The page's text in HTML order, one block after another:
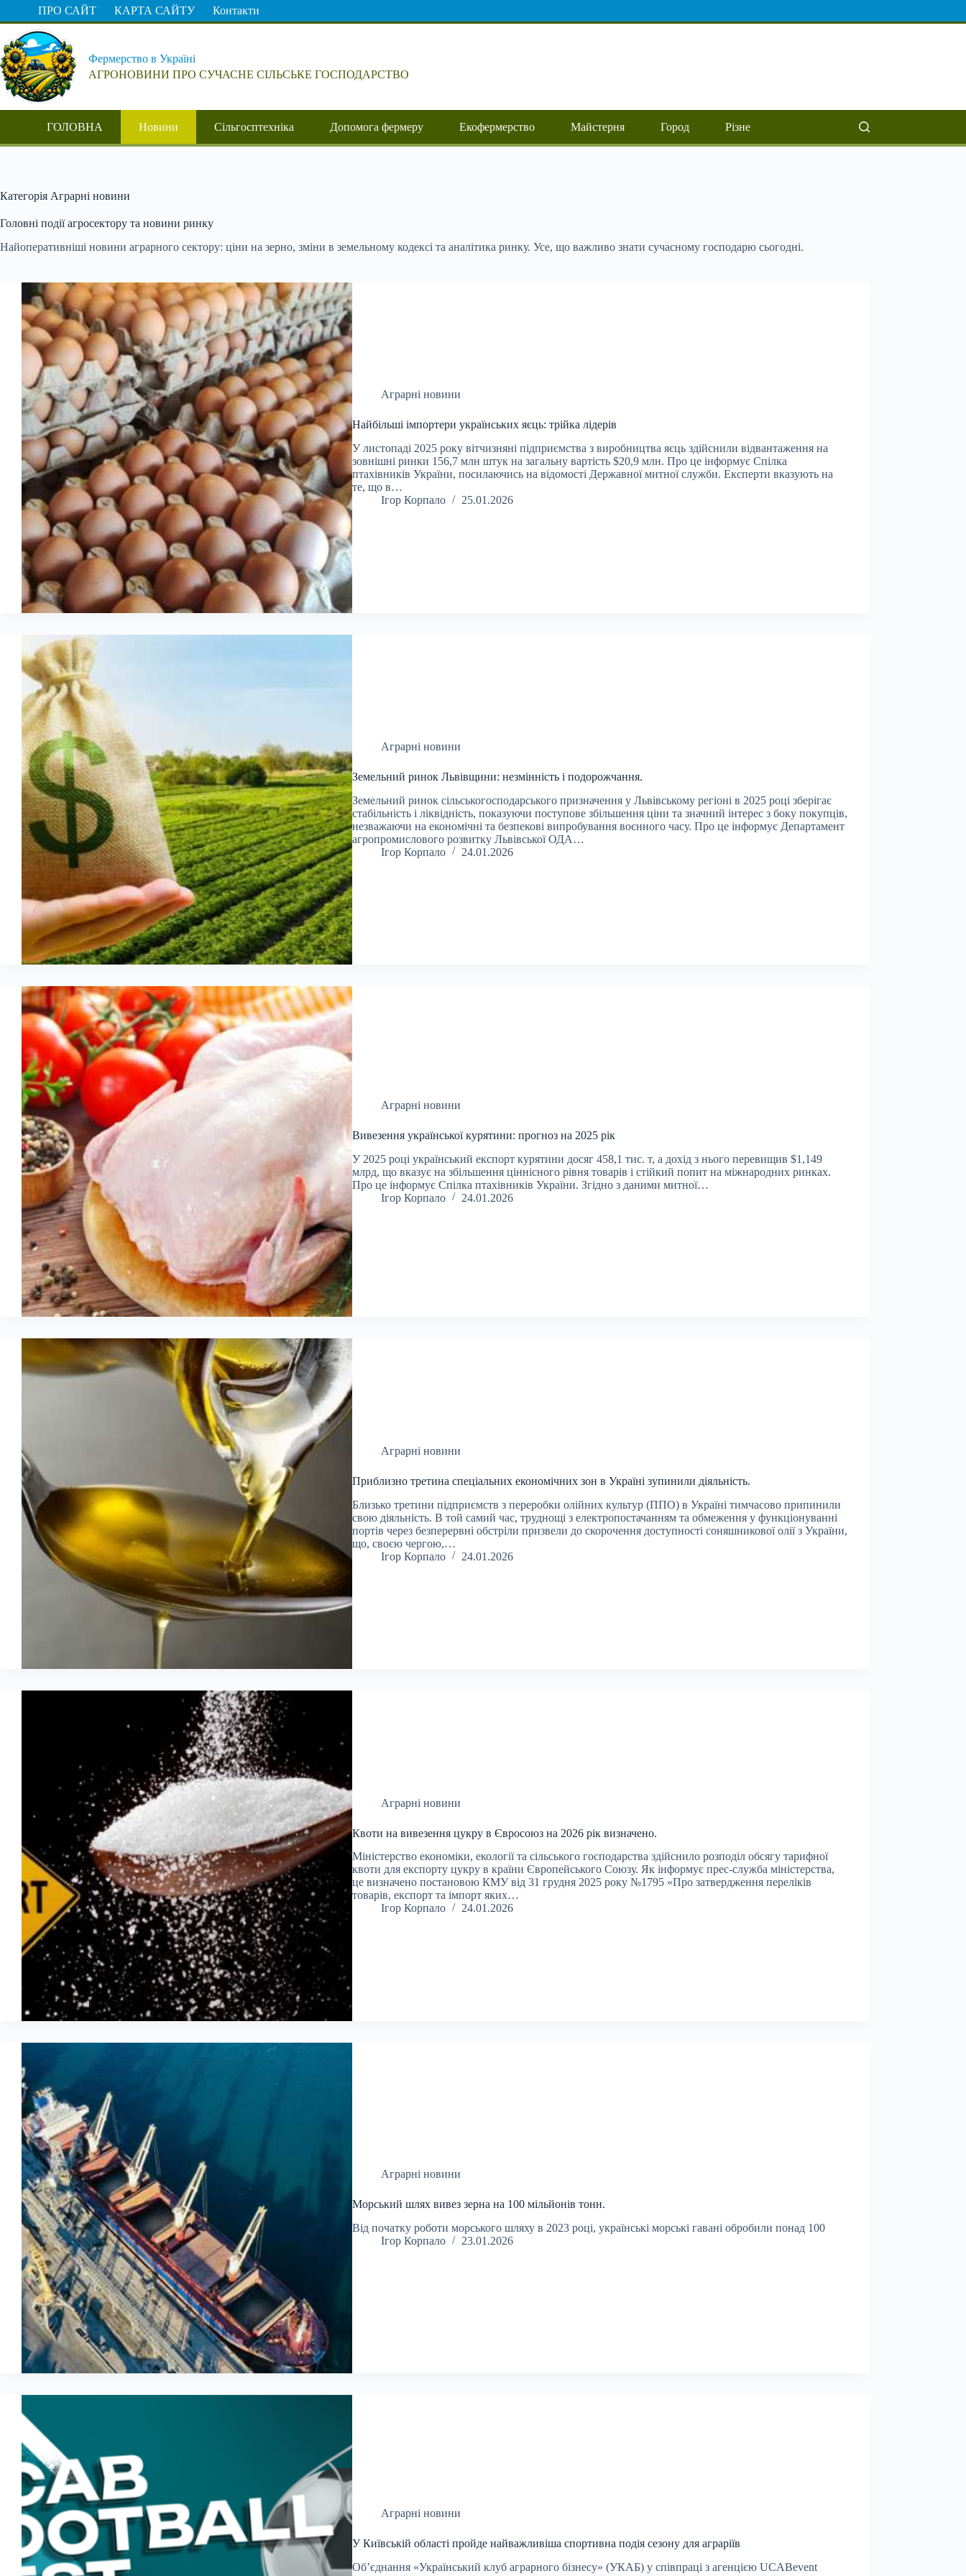
Перейти
вмісту
ПРО САЙТ КАРТА САЙТУ Контакти
Фермерство в Україні
АГРОНОВИНИ ПРО СУЧАСНЕ СІЛЬСЬКЕ ГОСПОДАРСТВО
ГОЛОВНА Новини Сільгосптехніка Допомога фермеру Екофермерство Майстерня Город Різне
Категорія Аграрні новини
Головні події агросектору та новини ринку
Найоперативніші новини аграрного сектору: ціни на зерно, зміни в земельному кодексі та аналітика ринку. Усе, що важливо знати сучасному господарю сьогодні.
Аграрні новини
Найбільші імпортери українських яєць: трійка лідерів
У листопаді 2025 року вітчизняні підприємства з виробництва яєць здійснили відвантаження на
зовнішні ринки 156,7 млн штук на загальну вартість $20,9 млн. Про це інформує Спілка
птахівників України, посилаючись на відомості Державної митної служби. Експерти вказують на
те, що в…
Ігор Корпало
25.01.2026
Аграрні новини
Земельний ринок Львівщини: незмінність і подорожчання.
Земельний ринок сільськогосподарського призначення у Львівському регіоні в 2025 році зберігає
стабільність і ліквідність, показуючи поступове збільшення ціни та значний інтерес з боку покупців,
незважаючи на економічні та безпекові випробування воєнного часу. Про це інформує Департамент
агропромислового розвитку Львівської ОДА…
Ігор Корпало
24.01.2026
Аграрні новини
Вивезення української курятини: прогноз на 2025 рік
У 2025 році український експорт курятини досяг 458,1 тис. т, а дохід з нього перевищив $1,149
млрд, що вказує на збільшення ціннісного рівня товарів і стійкий попит на міжнародних ринках.
Про це інформує Спілка птахівників України. Згідно з даними митної…
Ігор Корпало
24.01.2026
Аграрні новини
Приблизно третина спеціальних економічних зон в Україні зупинили діяльність.
Близько третини підприємств з переробки олійних культур (ППО) в Україні тимчасово припинили
свою діяльність. В той самий час, труднощі з електропостачанням та обмеження у функціонуванні
портів через безперервні обстріли призвели до скорочення доступності соняшникової олії з України,
що, своєю чергою,…
Ігор Корпало
24.01.2026
Аграрні новини
Квоти на вивезення цукру в Євросоюз на 2026 рік визначено.
Міністерство економіки, екології та сільського господарства здійснило розподіл обсягу тарифної
квоти для експорту цукру в країни Європейського Союзу. Як інформує прес-служба міністерства,
це визначено постановою КМУ від 31 грудня 2025 року №1795 «Про затвердження переліків
товарів, експорт та імпорт яких…
Ігор Корпало
24.01.2026
Аграрні новини
Морський шлях вивез зерна на 100 мільйонів тонн.
Від початку роботи морського шляху в 2023 році, українські морські гавані обробили понад 100
Ігор Корпало
23.01.2026
Аграрні новини
У Київській області пройде найважливіша спортивна подія сезону для аграріїв
Об’єднання «Український клуб аграрного бізнесу» (УКАБ) у співпраці з агенцією UCABevent